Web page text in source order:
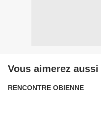
Vous aimerez aussi
RENCONTRE OBIENNE